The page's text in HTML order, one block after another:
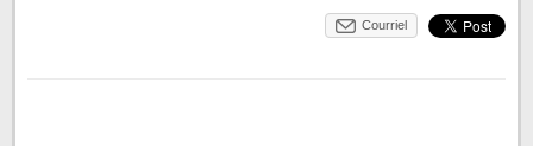
Courriel